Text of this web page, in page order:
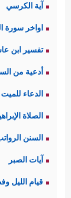
آية الكرسي
اواخر سورة
تفسير ابن
أدعية من
الدعاء للميت
الصلاة
السنن
آيات الصبر
قيام الليل